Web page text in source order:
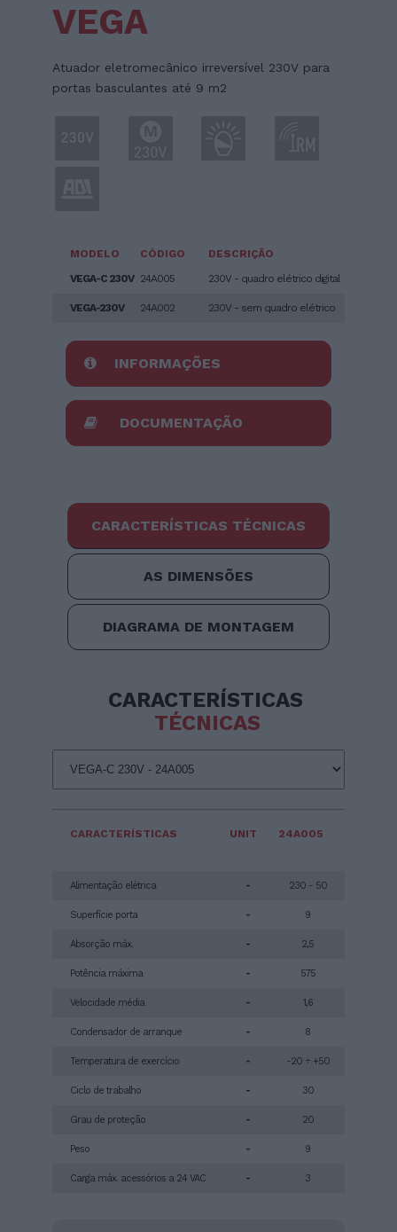
VEGA
Atuador eletromecânico irreversível 230V para
portas basculantes até 9 m2
MODELO CÓDIGO
DESCRIÇÃO
VEGA-C 230V 24A005 230V - quadro elétrico digital
VEGA-230V 24A002 230V - sem quadro elétrico
INFORMAÇÕES
DOCUMENTAÇÃO
CARACTERÍSTICAS TÉCNICAS
AS DIMENSÕES
DIAGRAMA DE MONTAGEM
CARACTERÍSTICAS
TÉCNICAS
CARACTERÍSTICAS
Alimentação elétrica
Superfície porta
Absorção máx.
Potência máxima
Velocidade média
Condensador de arranque
Temperatura de exercício
Ciclo de trabalho
Grau de proteção
Peso
Carga máx. acessórios a 24 VAC
UNIT
-
-
-
-
-
-
-
-
-
-
-
24A005
230 - 50
9
2,5
575
1,6
8
-20 ÷ +50
30
20
9
3